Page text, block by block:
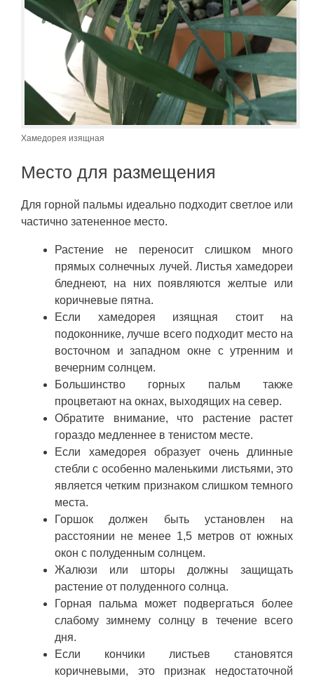
Хамедорея изящная
Место для размещения
Для горной пальмы идеально подходит светлое или
частично затененное место.
Растение не переносит слишком много
прямых солнечных лучей. Листья хамедореи
бледнеют, на них появляются желтые или
коричневые пятна.
Если хамедорея изящная стоит на
подоконнике, лучше всего подходит место на
восточном и западном окне с утренним и
вечерним солнцем.
Большинство горных пальм также
процветают на окнах, выходящих на север.
Обратите внимание, что растение растет
гораздо медленнее в тенистом месте.
Если хамедорея образует очень длинные
стебли с особенно маленькими листьями, это
является четким признаком слишком темного
места.
Горшок должен быть установлен на
расстоянии не менее 1,5 метров от южных
окон с полуденным солнцем.
Жалюзи или шторы должны защищать
растение от полуденного солнца.
Горная пальма может подвергаться более
слабому зимнему солнцу в течение всего
дня.
Если кончики листьев становятся
коричневыми, это признак недостаточной